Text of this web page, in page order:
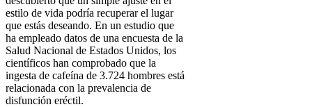
estilo de vida podría recuperar el lugar
que estás deseando. En un estudio que
ha empleado datos de una encuesta de la
Salud Nacional de Estados Unidos, los
científicos han comprobado que la
ingesta de cafeína de 3.724 hombres está
relacionada con la prevalencia de
disfunción eréctil.